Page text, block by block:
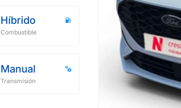
Híbrido
Combustible
Manual
Transmisión